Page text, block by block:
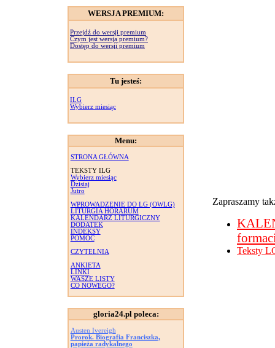
WERSJA PREMIUM:
Przejdź do wersji premium
Czym jest wersja premium?
Dostęp do wersji premium
Tu jesteś:
ILG
Wybierz miesiąc
Menu:
STRONA GŁÓWNA
TEKSTY ILG
Wybierz miesiąc
Dzisiaj
Jutro
WPROWADZENIE DO LG (OWLG)
LITURGIA HORARUM
KALENDARZ LITURGICZNY
DODATEK
INDEKSY
POMOC
CZYTELNIA
ANKIETA
LINKI
WASZE LISTY
CO NOWEGO?
gloria24.pl poleca:
Austen Ivereigh
Prorok. Biografia Franciszka,
papieża radykalnego
Zapraszamy
Teksty